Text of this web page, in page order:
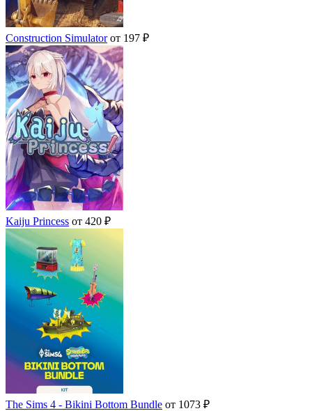
Construction Simulatorот 197 ₽
Kaiju Princess от 420 ₽
The Sims 4 - Bikini Bottom Bundle от 1073 ₽